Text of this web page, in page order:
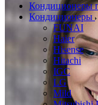
Кондиционеры
Кондиционеры
FUNAI
Haier
Hisense
Hitachi
IGC
LG
Mild